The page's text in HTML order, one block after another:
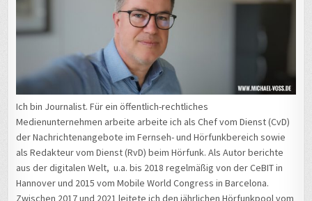
Ich bin Journalist. Für ein öffentlich-rechtliches
Medienunternehmen arbeite arbeite ich als Chef vom Dienst (CvD)
der Nachrichtenangebote im Fernseh- und Hörfunkbereich sowie
als Redakteur vom Dienst (RvD) beim Hörfunk. Als Autor berichte
aus der digitalen Welt, u.a. bis 2018 regelmäßig von der CeBIT in
Hannover und 2015 vom Mobile World Congress in Barcelona.
Zwischen 2017 und 2021 leitete ich den jährlichen Hörfunkpool vom